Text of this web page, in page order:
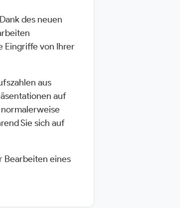
des neuen
Eingriffe von Ihrer
aus
auf
Sie sich auf
Bearbeiten eines